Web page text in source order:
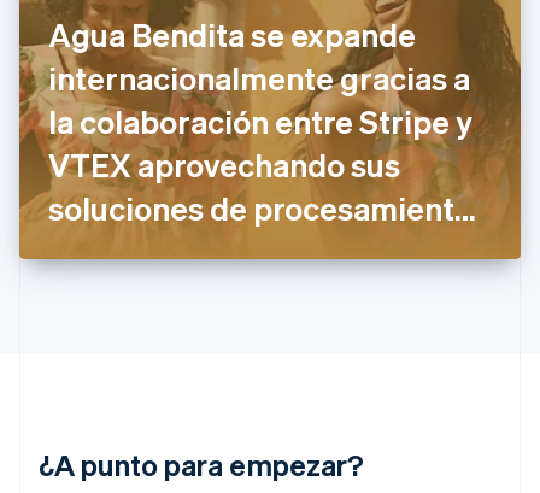
Agua Bendita se expande
internacionalmente gracias a
la colaboración entre Stripe y
VTEX aprovechando sus
soluciones de procesamiento
de pagos
¿A punto para empezar?
Finlandia
EnglishSvenska
Francia
Français English
Gibraltar
English
Grecia
English
Hungría
India
Letonia
English